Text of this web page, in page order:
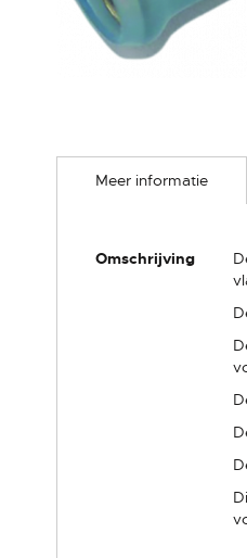
naar
afbeeldingen-
Meer informatie
Meer
informatie
Omschrijving